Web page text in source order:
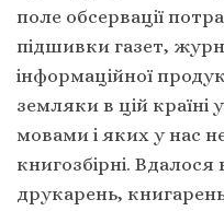
поле обсервації
підшивки газет,
інформаційної
земляки в цій країні
мовами і яких у нас
книгозбірні.
друкарень,